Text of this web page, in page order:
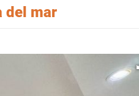
del mar